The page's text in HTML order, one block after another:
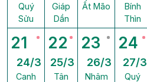
Quý
Sửu
Giáp
Dần
Ất Mão
Bính
Thìn
21
24/3
Canh
22
25/3
Tân
23
26/3
Nhâm
24
27/3
Quý